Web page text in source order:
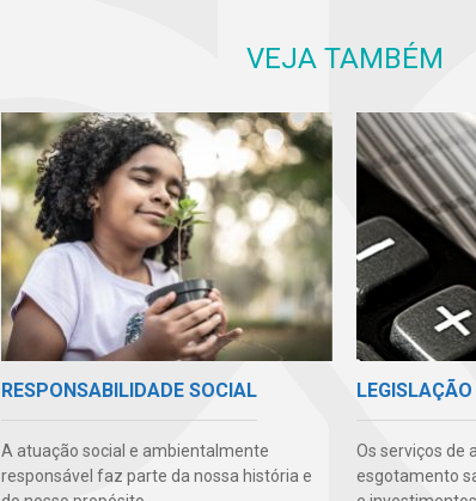
VEJA TAMBÉM
RESPONSABILIDADE SOCIAL
A atuação social e ambientalmente
responsável faz parte da nossa história e
Os serviços de
esgotamento